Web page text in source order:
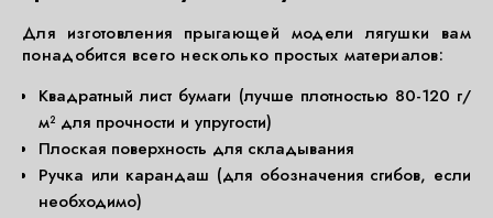
Для изготовления прыгающей модели лягушки вам
понадобится всего несколько простых материалов:
Квадратный лист бумаги (лучше плотностью 80-120 г/
м² для прочности и упругости)
Плоская поверхность для складывания
Ручка или карандаш (для обозначения сгибов, если
необходимо)